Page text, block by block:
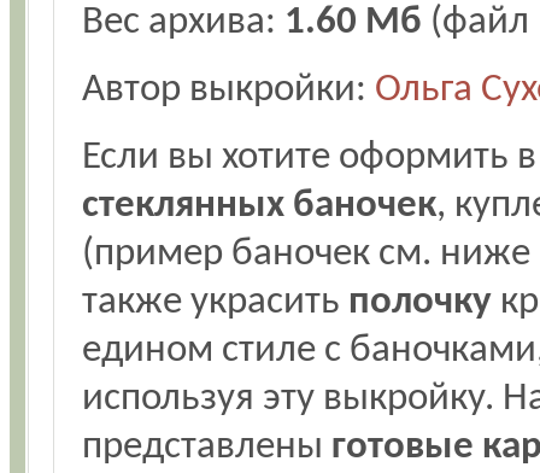
Вес архива: 1.60 Мб (файл
Автор выкройки: Ольга
Если вы хотите оформить
стеклянных баночек,
(пример баночек см.
также украсить полочку
едином стиле с
используя эту выкройку.
представлены готовые